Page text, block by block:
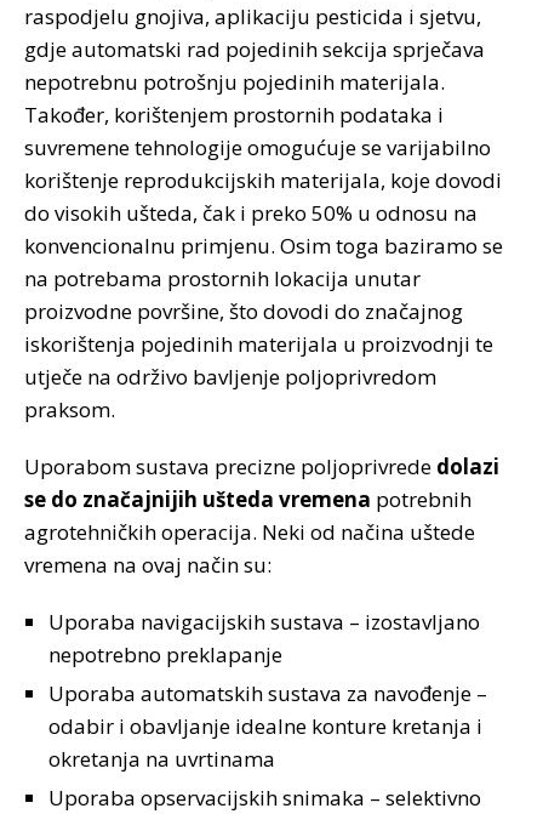
raspodjelu gnojiva, aplikaciju pesticida i sjetvu,
gdje automatski rad pojedinih sekcija sprječava
nepotrebnu potrošnju pojedinih materijala.
Također, korištenjem prostornih podataka i
suvremene tehnologije omogućuje se varijabilno
korištenje reprodukcijskih materijala, koje dovodi
do visokih ušteda, čak i preko 50% u odnosu na
konvencionalnu primjenu. Osim toga baziramo se
na potrebama prostornih lokacija unutar
proizvodne površine, što dovodi do značajnog
iskorištenja pojedinih materijala u proizvodnji te
utječe na održivo bavljenje poljoprivredom
praksom.
Uporabom sustava precizne poljoprivrede dolazi
se do značajnijih ušteda vremena potrebnih
agrotehničkih operacija. Neki od načina uštede
vremena na ovaj način su:
Uporaba navigacijskih sustava – izostavljano
nepotrebno preklapanje
Uporaba automatskih sustava za navođenje –
odabir i obavljanje idealne konture kretanja i
okretanja na uvrtinama
Uporaba opservacijskih snimaka – selektivno